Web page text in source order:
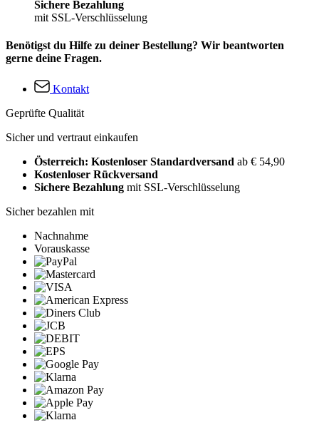
Sichere Bezahlung
mit SSL-Verschlüsselung
Benötigst du Hilfe zu deiner Bestellung? Wir beantworten
gerne deine Fragen.
Kontakt
Geprüfte Qualität
Sicher und vertraut einkaufen
Österreich: Kostenloser Standardversand ab € 54,90
Kostenloser Rückversand
Sichere Bezahlung mit SSL-Verschlüsselung
Sicher bezahlen mit
Nachnahme
Vorauskasse